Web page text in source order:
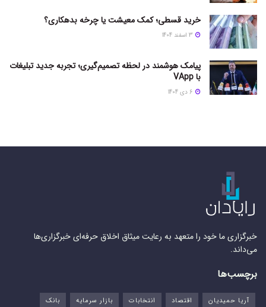
خرید قسطی؛ کمک معیشت یا چرخه بدهکاری؟
پیامک هوشمند در لحظه تصمیم‌گیری؛ تجربه جدید تبلیغات
با VApp
خبرگزاری ما خود را متعهد به رعایت میثاق اخلاق حرفه‌ای خبرگزاری‌ها
می‌داند.
برچسب‌ها
آریا حمیدیان اقتصاد انتخابات بازار سرمایه
بانک